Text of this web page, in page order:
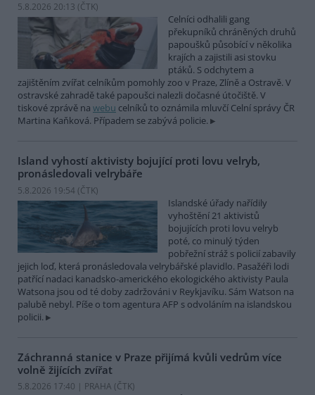
5.8.2026 20:13 (ČTK)
Celníci odhalili gang
překupníků chráněných druhů
papoušků působící v několika
krajích a zajistili asi stovku
ptáků. S odchytem a
zajištěním zvířat celníkům pomohly zoo v Praze, Zlíně a Ostravě. V
ostravské zahradě také papoušci nalezli dočasné útočiště. V
tiskové zprávě na webu celníků to oznámila mluvčí Celní správy ČR
Martina Kaňková. Případem se zabývá policie.
Island vyhostí aktivisty bojující proti lovu velryb,
pronásledovali velrybáře
5.8.2026 19:54 (ČTK)
Islandské úřady nařídily
vyhoštění 21 aktivistů
bojujících proti lovu velryb
poté, co minulý týden
pobřežní stráž s policií zabavily
jejich loď, která pronásledovala velrybářské plavidlo. Pasažéři lodi
patřící nadaci kanadsko-amerického ekologického aktivisty Paula
Watsona jsou od té doby zadržováni v Reykjavíku. Sám Watson na
palubě nebyl. Píše o tom agentura AFP s odvoláním na islandskou
policii.
Záchranná stanice v Praze přijímá kvůli vedrům více
volně žijících zvířat
5.8.2026 17:40 | PRAHA (ČTK)